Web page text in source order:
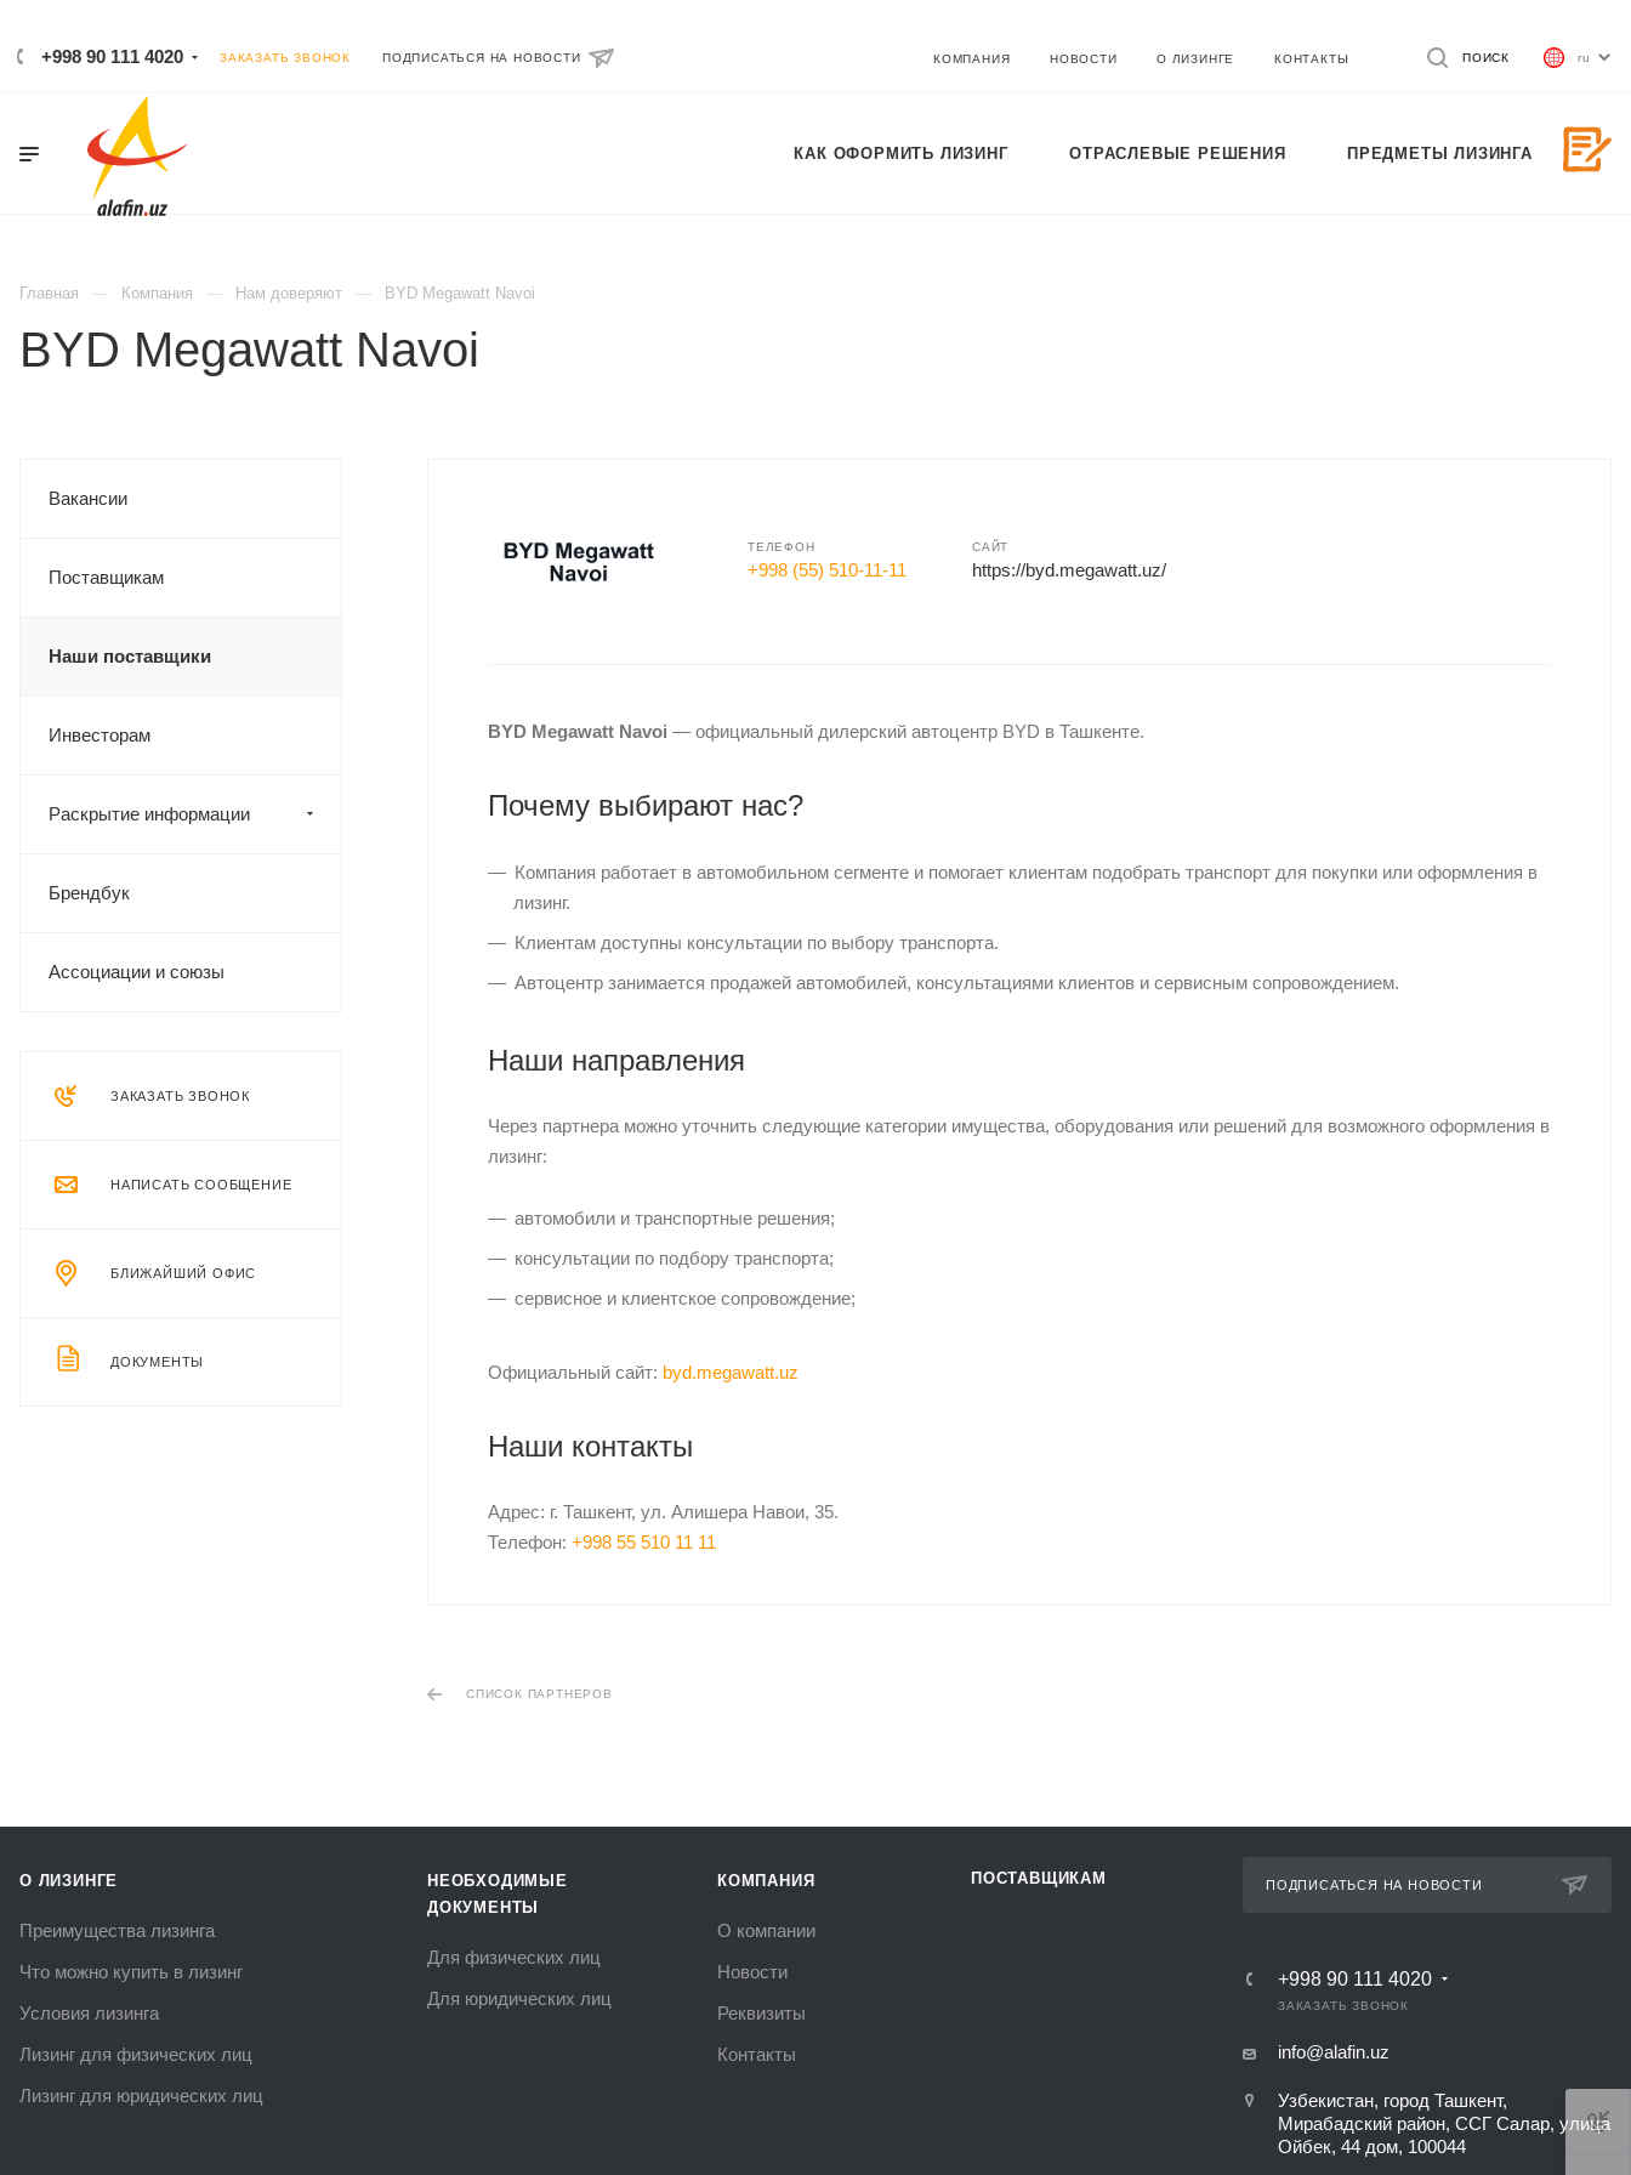
+998 90 111 4020 ЗАКАЗАТЬ ЗВОНОК ПОДПИСАТЬСЯ НА НОВОСТИ ПОИСК
КОМПАНИЯ НОВОСТИ О ЛИЗИНГЕ КОНТАКТЫ
КАК ОФОРМИТЬ ЛИЗИНГ ОТРАСЛЕВЫЕ РЕШЕНИЯ ПРЕДМЕТЫ ЛИЗИНГА
Главная Компания Нам доверяют BYD Megawatt Navoi
BYD Megawatt Navoi
Вакансии
Поставщикам
Наши поставщики
Инвесторам
Раскрытие информации
Брендбук
Ассоциации и союзы
ЗАКАЗАТЬ ЗВОНОК
НАПИСАТЬ СООБЩЕНИЕ
БЛИЖАЙШИЙ ОФИС
ДОКУМЕНТЫ
ТЕЛЕФОН
+998 (55) 510-11-11
САЙТ
https://byd.megawatt.uz/
BYD Megawatt Navoi — официальный дилерский автоцентр BYD в Ташкенте.
Почему выбирают нас?
Компания работает в автомобильном сегменте и помогает клиентам подобрать транспорт для покупки или оформления в
лизинг.
Клиентам доступны консультации по выбору транспорта.
Автоцентр занимается продажей автомобилей, консультациями клиентов и сервисным сопровождением.
Наши направления
Через партнера можно уточнить следующие категории имущества, оборудования или решений для возможного оформления в
лизинг:
автомобили и транспортные решения;
консультации по подбору транспорта;
сервисное и клиентское сопровождение;
Официальный сайт: byd.megawatt.uz
Наши контакты
Адрес: г. Ташкент, ул. Алишера Навои, 35.
Телефон: +998 55 510 11 11
СПИСОК ПАРТНЕРОВ
О ЛИЗИНГЕ
Преимущества лизинга
Что можно купить в лизинг
Условия лизинга
Лизинг для физических лиц
Лизинг для юридических лиц
НЕОБХОДИМЫЕ
ДОКУМЕНТЫ
Для физических лиц
Для юридических лиц
КОМПАНИЯ
О компании
Новости
Реквизиты
Контакты
ПОСТАВЩИКАМ ПОДПИСАТЬСЯ НА НОВОСТИ
+998 90 111 4020
ЗАКАЗАТЬ ЗВОНОК
info@alafin.uz
Узбекистан, город Ташкент,
Мирабадский район, ССГ Салар, улица
Ойбек, 44 дом, 100044